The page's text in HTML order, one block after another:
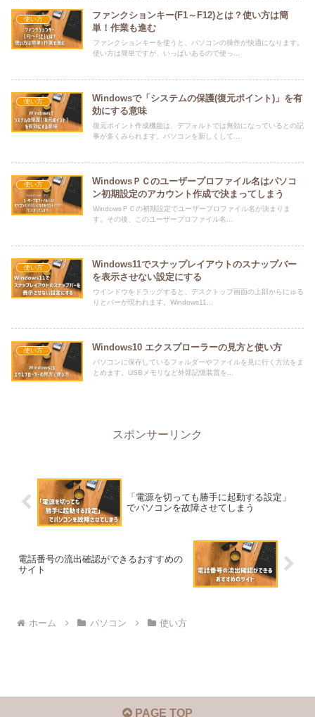
使い方
ファンクションキー(F1～F12)とは？使い方は簡
単！作業も進む
ファンクションキーを使うと、パソコンの操作が快適になります。
使い方は簡単ですが、いっぱいあるので使っ...
使い方
Windowsで「システムの保護(復元ポイント)」を有
効にする意味
復元ポイント作成機能は、デフォルトでは無効になっているとの記
事が多くみられます。パソコンを新しくして...
使い方
WindowsＰＣのユーザープロファイル名はパソコ
ン初期設定のアカウント作成で決まってしまう
WindowsＰＣの初期設定でユーザープロファイル名が決まりま
す。その後、このユーザープロファイル名...
使い方
Windows11でスナップレイアウトのスナップバー
を表示させない設定にする
ウインドウをドラッグすると、デスクトップ画面の上部からにゅる
りとバーが現われます。Windows11...
使い方 Windows10 エクスプローラーの見方と使い方
パソコンに保存しているフォルダーやファイルを見に行く方法をま
とめます。USBメモリなど外部記憶装置を...
スポンサーリンク
「電源を切っても勝手に起動する設定」
でパソコンを故障させてしまう
電話番号の流出確認ができるおすすめの
サイト
ホーム パソコン 使い方
PAGE TOP